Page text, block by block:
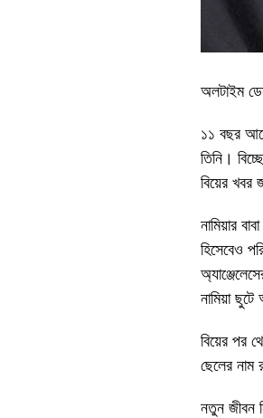
অলটাইম
১১ বছর
তিনি।
বিয়ের খবর
নামিয়ার
হিসেবেও
নামিয়া
বিয়ের পর
ছেলের নাম
নতুন জীবন